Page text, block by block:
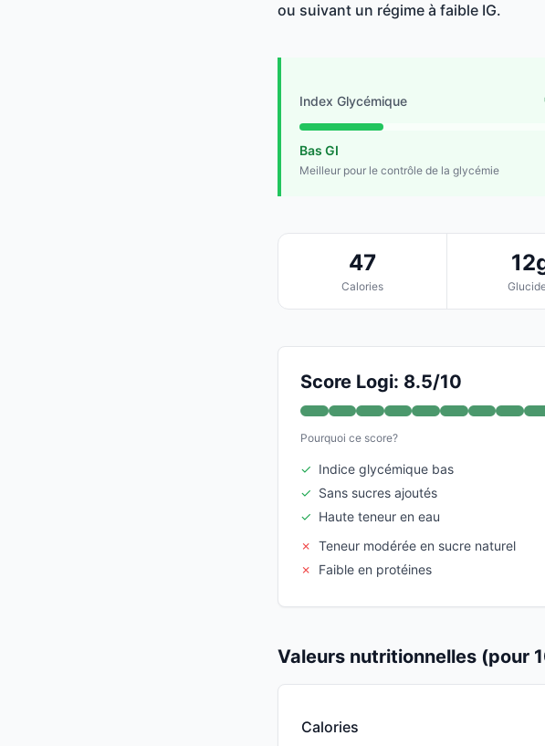
ou suivant un régime à faible IG.
Index Glycémique
Bas GI
Meilleur pour le contrôle de la glycémie
47
Calories
Score Logi: 8.5/10
Pourquoi ce score?
✓ Indice glycémique bas
✓ Sans sucres ajoutés
✓ Haute teneur en eau
✗ Teneur modérée en sucre naturel
✗
Faible en protéines
Valeurs nutritionnelles (pour
Calories